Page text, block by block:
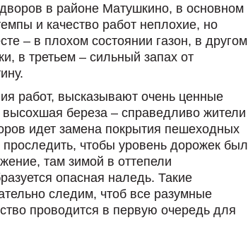
в районе Матушкино, в основном
и качество работ неплохие, но
– в плохом состоянии газон, в другом
в третьем – сильный запах от
работ, высказывают очень ценные
береза – справедливо жители
идет замена покрытия пешеходных
чтобы уровень дорожек был
там зимой в оттепели
опасная наледь. Такие
следим, чтоб все разумные
проводится в первую очередь для